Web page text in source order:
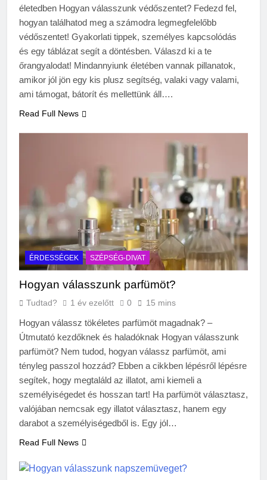
életedben Hogyan válasszunk védőszentet? Fedezd fel,
hogyan találhatod meg a számodra legmegfelelőbb
védőszentet! Gyakorlati tippek, személyes kapcsolódás
és egy táblázat segít a döntésben. Válaszd ki a te
őrangyalodat! Mindannyiunk életében vannak pillanatok,
amikor jól jön egy kis plusz segítség, valaki vagy valami,
ami támogat, bátorít és mellettünk áll….
Read Full News
ÉRDESSÉGEK SZÉPSÉG-DIVAT
Hogyan válasszunk parfümöt?
Tudtad? 1 év ezelőtt 0 15 mins
Hogyan válassz tökéletes parfümöt magadnak? –
Útmutató kezdőknek és haladóknak Hogyan válasszunk
parfümöt? Nem tudod, hogyan válassz parfümöt, ami
tényleg passzol hozzád? Ebben a cikkben lépésről lépésre
segítek, hogy megtaláld az illatot, ami kiemeli a
személyiségedet és hosszan tart! Ha parfümöt választasz,
valójában nemcsak egy illatot választasz, hanem egy
darabot a személyiségedből is. Egy jól…
Read Full News